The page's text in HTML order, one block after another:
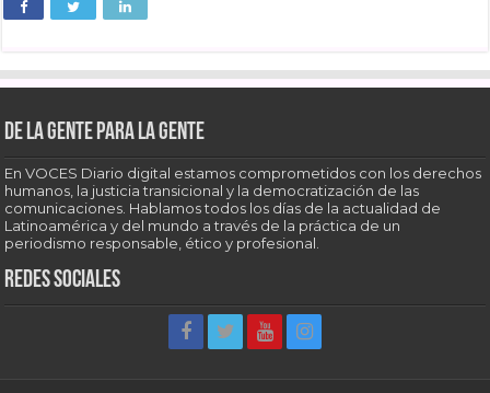
De la gente para la gente
En VOCES Diario digital estamos comprometidos con los derechos
humanos, la justicia transicional y la democratización de las
comunicaciones. Hablamos todos los días de la actualidad de
Latinoamérica y del mundo a través de la práctica de un
periodismo responsable, ético y profesional.
Redes sociales